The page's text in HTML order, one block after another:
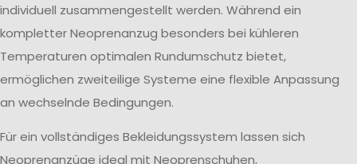
individuell zusammengestellt werden. Während ein
kompletter Neoprenanzug besonders bei kühleren
Temperaturen optimalen Rundumschutz bietet,
ermöglichen zweiteilige Systeme eine flexible Anpassung
an wechselnde Bedingungen.
Für ein vollständiges Bekleidungssystem lassen sich
Neoprenanzüge ideal mit Neoprenschuhen,